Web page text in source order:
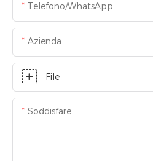
Telefono/WhatsApp
Azienda
File
Soddisfare